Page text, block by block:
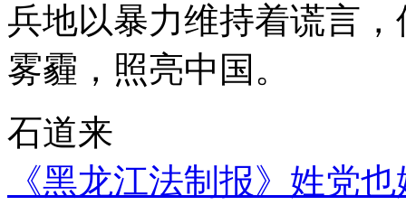
兵地以暴力维持着谎言
雾霾，照亮中国。
石道来
《黑龙江法制报》姓党